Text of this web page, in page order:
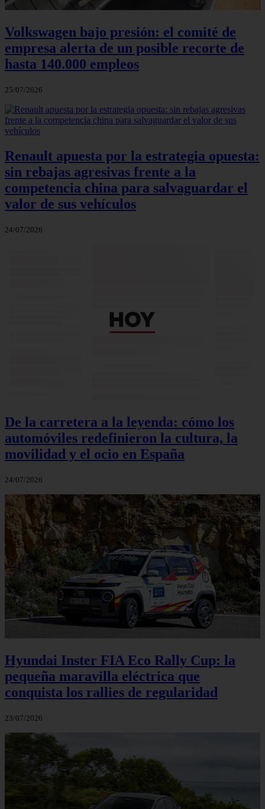
Volkswagen bajo presión: el comité de
empresa alerta de un posible recorte de
hasta 140.000 empleos
25/07/2026
Renault apuesta por la estrategia opuesta:
sin rebajas agresivas frente a la
competencia china para salvaguardar el
valor de sus vehículos
24/07/2026
De la carretera a la leyenda: cómo los
automóviles redefinieron la cultura, la
movilidad y el ocio en España
24/07/2026
Hyundai Inster FIA Eco Rally Cup: la
pequeña maravilla eléctrica que
conquista los rallies de regularidad
23/07/2026